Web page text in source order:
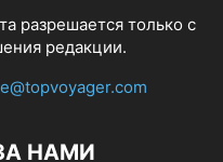
разрешается только с
редакции.
НАМИ